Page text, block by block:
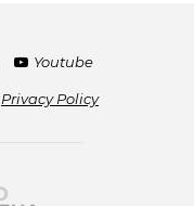
Youtube
Privacy Policy